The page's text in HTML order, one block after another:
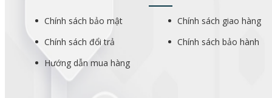
Chính sách bảo mật
Chính sách giao hàng
Chính sách đổi trả
Chính sách bảo hành
Hướng dẫn mua hàng